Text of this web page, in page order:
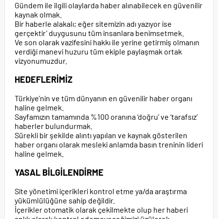
Gündem ile ilgili olaylarda haber alınabilecek en güvenilir
kaynak olmak.
Bir haberle alakalı; eğer sitemizin adı yazıyor ise
gerçektir’ duygusunu tüm insanlara benimsetmek.
Ve son olarak vazifesini hakkı ile yerine getirmiş olmanın
verdiği manevi huzuru tüm ekiple paylaşmak ortak
vizyonumuzdur.
HEDEFLERİMİZ
Türkiye’nin ve tüm dünyanın en güvenilir haber organı
haline gelmek.
Sayfamızın tamamında %100 oranına ‘doğru’ ve ‘tarafsız’
haberler bulundurmak.
Sürekli bir şekilde alıntı yapılan ve kaynak gösterilen
haber organı olarak mesleki anlamda basın treninin lideri
haline gelmek.
YASAL BİLGİLENDİRME
Site yönetimi içerikleri kontrol etme ya/da araştırma
yükümlülüğüne sahip değildir.
İçerikler otomatik olarak çekilmekte olup her haberi